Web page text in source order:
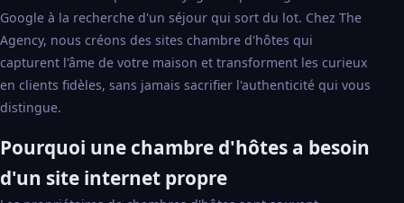
Google à la recherche d'un séjour qui sort du lot. Chez The
Agency, nous créons des sites chambre d'hôtes qui
capturent l'âme de votre maison et transforment les curieux
en clients fidèles, sans jamais sacrifier l'authenticité qui vous
distingue.
Pourquoi une chambre d'hôtes a besoin
d'un site internet propre